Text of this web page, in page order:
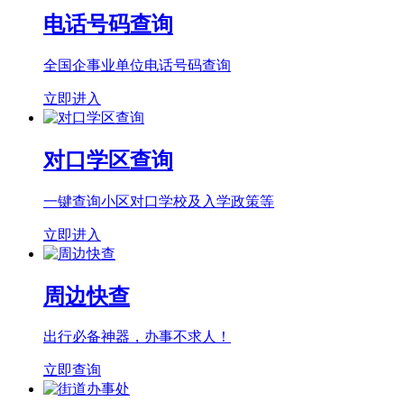
电话号码查询
全国企事业单位电话号码查询
立即进入
对口学区查询
一键查询小区对口学校及入学政策等
立即进入
周边快查
出行必备神器，办事不求人！
立即查询